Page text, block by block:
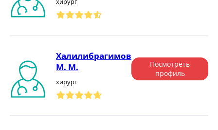
Халилибрагимов
М. М.
хирург
Посмотреть
профиль